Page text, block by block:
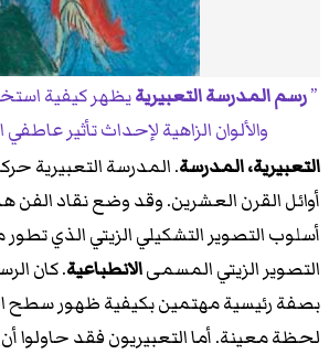
رسم المدرسة التعبيريةيظهر كيفية
والألوان الزاهية لإحداث تأثير
التعبيرية، المدرسة. المدرسة التعبيرية
أوائل القرن العشرين. وقد وضع نقاد
أسلوب التصوير التشكيلي الزيتي الذي
التصوير الزيتي المسمىالانطباعية. كان
بصفة رئيسية مهتمين بكيفية ظهور سطح
لحظة معينة. أما التعبيريون فقد حاولوا